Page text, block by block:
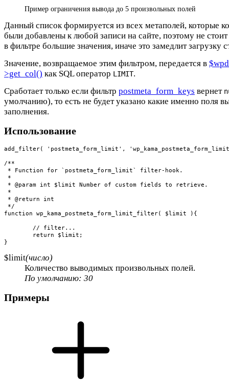
Пример ограничения вывода до 5 произвольных полей
Данный список формируется из всех метаполей, которые
были добавлены к любой записи на сайте, поэтому не стоит
в фильтре большие значения, иначе это замедлит загрузку
Значение, возвращаемое этим фильтром, передается в
>get_col() как SQL оператор LIMIT.
Сработает только если фильтр postmeta_form_keys вернет
умолчанию), то есть не будет указано какие именно поля
заполнения.
Использование
add_filter( 'postmeta_form_limit',
/**
* Function for `postmeta_form_limit` filter-hook.
*
* @param int $limit Number of custom fields to retrieve.
*
* @return int
*/
function wp_kama_postmeta_form_limit_filter( $limit ){
}
$limit(число)
Количество выводимых произвольных полей.
По умолчанию: 30
Примеры